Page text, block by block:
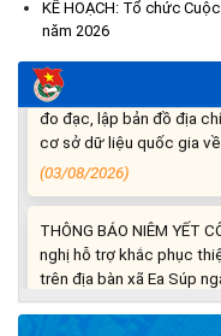
KẾ HOẠCH: Tổ chức
năm 2026
(06/08/2026)
THÔNG BÁO: Cảnh báo
đo đạc, lập bản đồ địa
cơ sở dữ liệu quốc gia
THÔNG BÁO NIÊM YẾT
nghị hỗ trợ khắc phục
trên địa bàn xã Ea Súp